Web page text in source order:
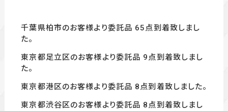
千葉県柏市のお客様より委託品 65点到着致しまし
た。
東京都足立区のお客様より委託品 9点到着致しまし
た。
東京都港区のお客様より委託品 8点到着致しました。
東京都渋谷区のお客様より委託品 8点到着致しまし